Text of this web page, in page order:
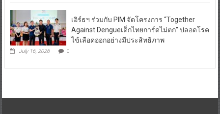
เอิร์ธฯ ร่วมกับ PIM จัดโครงการ “Together
Against Dengueเด็กไทยการ์ดไม่ตก” ปลอดโรค
ไข้เลือดออกอย่างมีประสิทธิภาพ
July 16, 2026 0